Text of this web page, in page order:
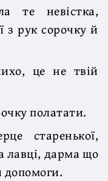
те невістка,
з рук сорочку й
це не твій
полатати.
старенької,
лавці, дарма що
допомоги.